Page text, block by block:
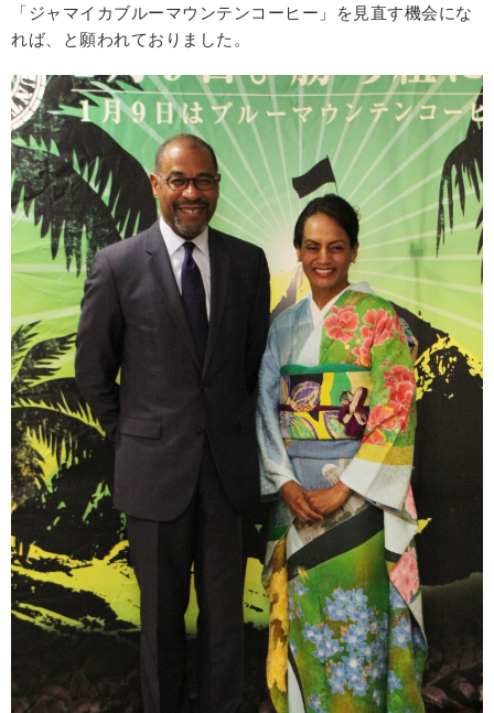
「ジャマイカブルーマウンテンコーヒー」を見直す機会にな
れば、と願われておりました。